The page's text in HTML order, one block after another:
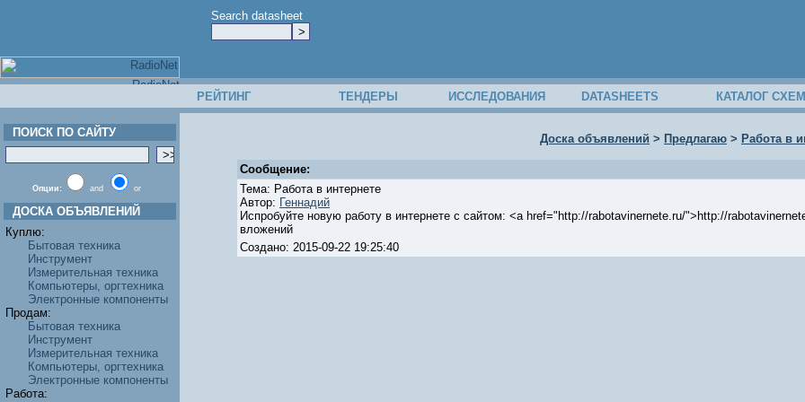
Search datasheet
РЕЙТИНГ ТЕНДЕРЫ ИССЛЕДОВАНИЯ DATASHEETS КАТАЛОГ СХЕМ
ПОИСК ПО САЙТУ
Опции: and or
ДОСКА ОБЪЯВЛЕНИЙ
Куплю:
Бытовая техника
Инструмент
Измерительная техника
Компьютеры, оргтехника
Электронные компоненты
Продам:
Бытовая техника
Инструмент
Измерительная техника
Компьютеры, оргтехника
Электронные компоненты
Работа:
Доска объявлений > Предлагаю > Работа в
Сообщение:
Тема: Работа в интернете
Автор: Геннадий
Испробуйте новую работу в интернете с сайтом: <a href="http://rabotavinernete.ru/">http://
вложений
Создано: 2015-09-22 19:25:40